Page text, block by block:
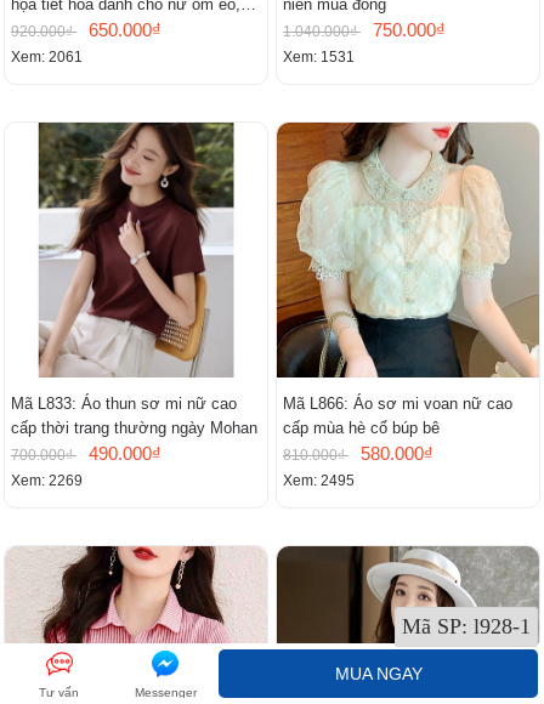
Mã SP: l928-1
họa tiết hoa dành cho nữ ôm eo,
cổ chữ V, đầm midi tay ngắn thanh
lịch.
920.000₫ 650.000₫
Xem: 2061
niên mùa đông
1.040.000₫ 750.000₫
Xem: 1531
Mã L833: Áo thun sơ mi nữ cao
cấp thời trang thường ngày Mohan
700.000₫ 490.000₫
Xem: 2269
Mã L866: Áo sơ mi voan nữ cao
cấp mùa hè cổ búp bê
810.000₫ 580.000₫
Xem: 2495
Tư vấn Messenger
MUA NGAY